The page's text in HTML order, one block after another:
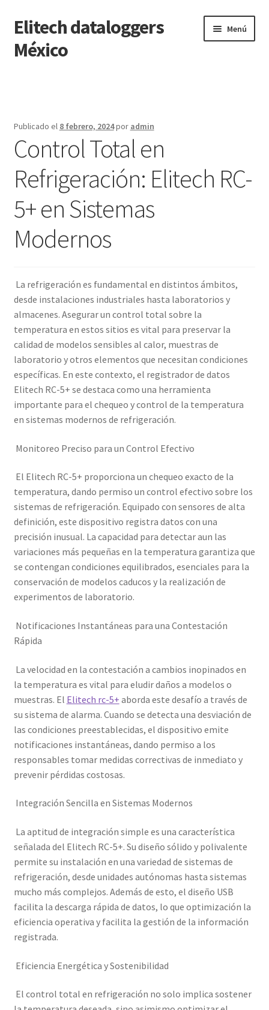
Saltar
a
navegación
Ir
al
contenido
Elitech dataloggers
México
Menú
Finalizar compra
Mi cuenta
Página de ejemplo
Tienda
Publicado el 8 febrero, 2024por admin
Control Total en
Refrigeración: Elitech RC-
5+ en Sistemas
Modernos
La refrigeración es fundamental en distintos ámbitos,
desde instalaciones industriales hasta laboratorios y
almacenes. Asegurar un control total sobre la
temperatura en estos sitios es vital para preservar la
calidad de modelos sensibles al calor, muestras de
laboratorio y otros elementos que necesitan condiciones
específicas. En este contexto, el registrador de datos
Elitech RC-5+ se destaca como una herramienta
importante para el chequeo y control de la temperatura
en sistemas modernos de refrigeración.
Monitoreo Preciso para un Control Efectivo
El Elitech RC-5+ proporciona un chequeo exacto de la
temperatura, dando permiso un control efectivo sobre los
sistemas de refrigeración. Equipado con sensores de alta
definición, este dispositivo registra datos con una
precisión inusual. La capacidad para detectar aun las
variaciones más pequeñas en la temperatura garantiza que
se contengan condiciones equilibrados, esenciales para la
conservación de modelos caducos y la realización de
experimentos de laboratorio.
Notificaciones Instantáneas para una Contestación
Rápida
La velocidad en la contestación a cambios inopinados en
la temperatura es vital para eludir daños a modelos o
muestras. El Elitech rc-5+ aborda este desafío a través de
su sistema de alarma. Cuando se detecta una desviación de
las condiciones preestablecidas, el dispositivo emite
notificaciones instantáneas, dando permiso a los
responsables tomar medidas correctivas de inmediato y
prevenir pérdidas costosas.
Integración Sencilla en Sistemas Modernos
La aptitud de integración simple es una característica
señalada del Elitech RC-5+. Su diseño sólido y polivalente
permite su instalación en una variedad de sistemas de
refrigeración, desde unidades autónomas hasta sistemas
mucho más complejos. Además de esto, el diseño USB
facilita la descarga rápida de datos, lo que optimización la
eficiencia operativa y facilita la gestión de la información
registrada.
Eficiencia Energética y Sostenibilidad
El control total en refrigeración no solo implica sostener